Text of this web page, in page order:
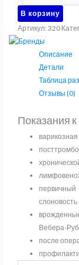
Гольфы
компрессионные
2
класса
компрессии
ORTO
В корзину
Артикул:320
Описание
Детали
Таблица
Отзывы (0)
Показания
первичный
слоновость
Вебера-
после